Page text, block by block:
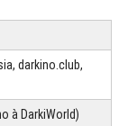
darkino.club,
à DarkiWorld)